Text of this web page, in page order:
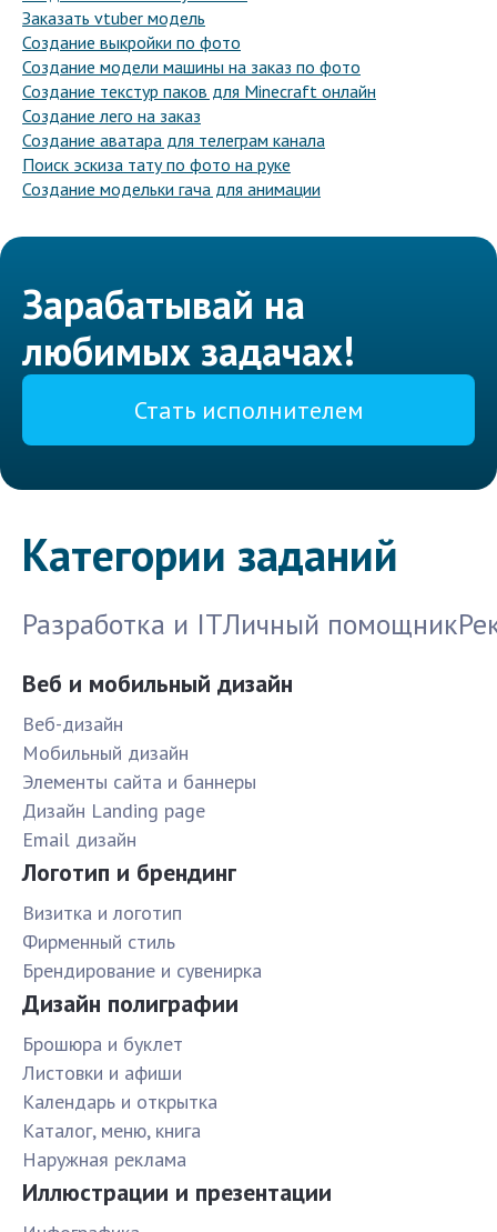
Заказать vtuber модель
Создание выкройки по фото
Создание модели машины на заказ по фото
Создание текстур паков для Minecraft онлайн
Создание лего на заказ
Создание аватара для телеграм канала
Поиск эскиза тату по фото на руке
Создание модельки гача для анимации
Зарабатывай на
любимых задачах!
Стать исполнителем
Категории заданий
Разработка и ITЛичный помощник
Веб и мобильный дизайн
Веб-дизайн
Мобильный дизайн
Элементы сайта и баннеры
Дизайн Landing page
Email дизайн
Логотип и брендинг
Визитка и логотип
Фирменный стиль
Брендирование и сувенирка
Дизайн полиграфии
Брошюра и буклет
Листовки и афиши
Календарь и открытка
Каталог, меню, книга
Наружная реклама
Иллюстрации и презентации